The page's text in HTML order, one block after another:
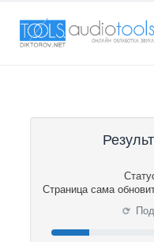
Страница сама
⟳